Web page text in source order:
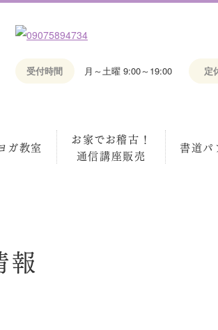
受付時間 月～土曜 9:00～19:00 定
ガ教室
お家でお稽古！
通信講座販売
書道パ
報